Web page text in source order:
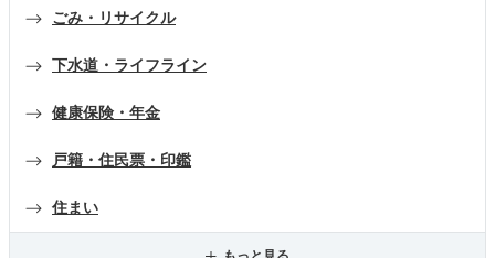
ごみ・リサイクル
下水道・ライフライン
健康保険・年金
戸籍・住民票・印鑑
住まい